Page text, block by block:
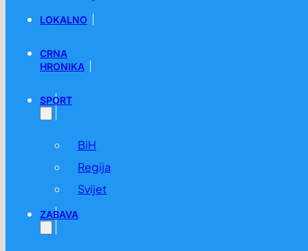
LOKALNO
CRNA
HRONIKA
SPORT
BiH
Regija
Svijet
ZABAVA